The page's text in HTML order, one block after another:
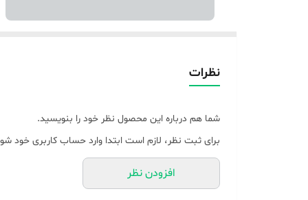
نظرات
شما هم درباره این محصول نظر خود را بنویسید.
برای ثبت نظر، لازم است ابتدا وارد حساب کاربری خود
افزودن نظر